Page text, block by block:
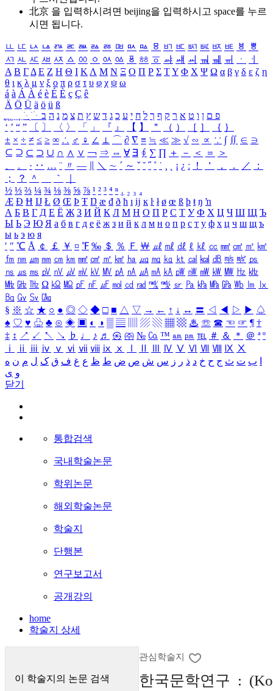
北京 을 입력하시려면 beijing을 입력하시고 space를 누르
시면 됩니다.
ㅥ ㅦ ㅧ ㅨ ㅩ ㅪ ㅫ ㅬ ㅭ ㅮ ㅯ ㅰ ㅱ ㅲ ㅳ ㅴ ㅵ ㅶ ㅷ ㅸ
ㅹ
ㅺ ㅻ ㅼ ㅽ ㅾ ㅿ ㆀ ㆁ ㆂ ㆃ ㆄ ㆅ ㆆ ㆇ ㆈ ㆉ ㆊ ㆋ ㆌ ㆍ
ㆎ
Α Β ΓΔ Ε Ζ Η Θ Ι ΚΛ Μ Ν Ξ Ο Π Ρ Σ ΤΥ Φ Χ Ψ Ω α β γ δ ε ζ η
θ ι κ λ μ ν ξ ο π ρ σ τ υ φ χ ψ ω
á à Á À é è É È ç Ç ê
Ä Ö Ü ä ö ü ß
ִֶֹ ֻּ ׁׂ פ ם ן ו ט א ר ק ף ך ל ח י ע כ ג ד ש ץ ת צ מ נ ה ב
‘ ’ “ ” 〔 〕 〈 〉 「 」 『 』 【 】 ＂ （ ） ［ ］ ｛ ｝
± × ÷ ≠ ≤ ≥ ∞ ∴ ♂ ♀ ∠ ⊥ ⌒ ∂ ∇ ≡ ≒ ≪ ≫ √ ∽ ∝ ∵ ∫ ∬ ∈ ∋
⊆ ⊇ ⊂ ⊃ ∪ ∩ ∧ ∨ ￢ ⇒ ⇔ ∀ ∃ ∮ ∑ ∏ ＋ － ＜ ＝
＞
、
。 · ‥ … ¨ 〃 ― ＼ ∼ ´ ～ ˇ ˘ ˝ ˚ ˙ ¸ ¡ ¿ ː ！ ＇ ， ． ／
：
；
？ ＾ ｀
½ ⅓ ⅔ ¼ ¾ ⅛ ⅜ ⅝ ⅞ ¹ ² ³ ⁴ ⁿ ₁ ₂ ₃ ₄
Æ Ð Ħ Ĳ Ł Ø Œ Þ Ŧ Ŋ æ đ ð ħ ı ĳ ĸ ŀ ł ø œ ß þ ŧ ŋ ŉ
А Б В Г Д Е Ё Ж З И Й К Л М Н О П Р С Т У Ф Х Ц Ч Ш Щ Ъ
Ы Ь Э Ю Я а б в г д е ё ж з и й к л м н о п р с т у ф х ц ч ш щ ъ
ы ь э ю я
′ ″ ℃ Å ￠ ￡ ￥ ¤ ℉ ‰ ＄ ％ Ｆ ￦ ㎕ ㎖ ㎗ ℓ ㎘ ㏄ ㎣ ㎤ ㎥ ㎦
㎙ ㎚ ㎛ ㎜ ㎝ ㎞ ㎟ ㎠ ㎡ ㎢ ㏊ ㎍ ㎎ ㎏ ㏏ ㎈ ㎉ ㏈ ㎧ ㎨ ㎰
㎱ ㎲ ㎳ ㎴ ㎵ ㎶ ㎷ ㎸ ㎹ ㎀ ㎁ ㎂ ㎃ ㎄ ㎺ ㎻ ㎽ ㎾ ㎿ ㎐ ㎑
㎒ ㎓ ㎔ Ω ㏀ ㏁ ㎊ ㎋ ㎌ ㏖ ㏅ ㎭ ㎮ ㎯ ㏛ ㎩ ㎪ ㎫ ㎬ ㏝ ㏐
㏓
㏃ ㏉ ㏜ ㏆
§ ※ ☆ ★ ○ ● ◎ ◇ ◆ □ ■ △ ▽ → ← ↑ ↓ ↔ 〓 ◁ ◀ ▷ ▶ ♤
♠ ♡ ♥ ♧ ♣ ⊙ ◈ ▣ ◐ ◑ ▒ ▤ ▨ ▧ ▦ ▩ ♨ ☏ ☎ ☜ ☞ ¶ †
‡ ↕ ↗ ↙ ↖ ↘ ♭ ♩ ♪ ♬ ㉿ ㈜ № ㏇ ™ ㏂ ㏘ ℡ ＃ ＆ ＊ ＠ ª º
ⅰ
ⅱ ⅲ ⅳ ⅴ ⅵ ⅶ ⅷ ⅸ ⅹ Ⅳ Ⅴ Ⅵ Ⅶ Ⅷ Ⅸ Ⅹ
ب ت ث ج ح خ د ذ ر ز س ش ص ض ط ظ ع غ ف ق ک ل م ن ه
و ی
닫기
통합검색
국내학술논문
학위논문
해외학술논문
학술지
단행본
연구보고서
공개강의
home
학술지 상세
이 학술지의 논문 검색
관심학술지
한국문학연구 :